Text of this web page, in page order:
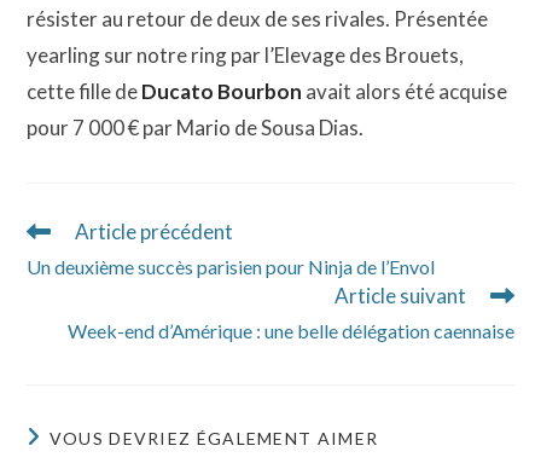
résister au retour de deux de ses rivales. Présentée
yearling sur notre ring par l’Elevage des Brouets,
cette fille deDucato Bourbon avait alors été acquise
pour 7 000 € par Mario de Sousa Dias.
Read
articles
Article précédent
Un deuxième succès parisien pour Ninja de l’Envol
Article suivant
Week-end d’Amérique : une belle délégation caennaise
VOUS DEVRIEZ ÉGALEMENT AIMER